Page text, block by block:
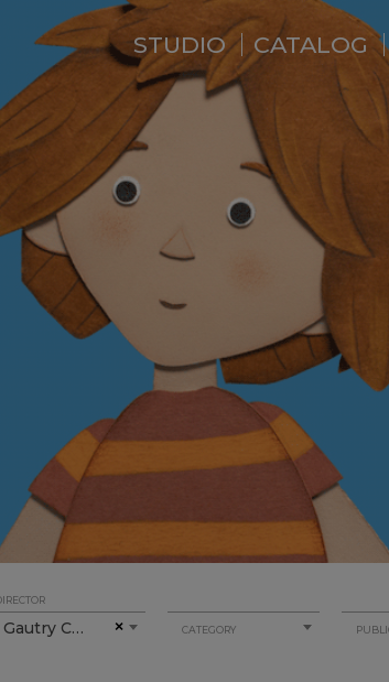
STUDIO
WHO ARE WE ?
NEWS
RESIDENCE
BACKSTAGE
CATALOG
×
Gautry Christophe CATEGORY